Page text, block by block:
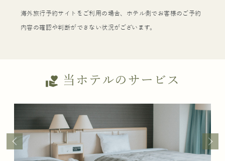
海外旅行予約サイトをご利用の場合、ホテル側でお客様のご予約
内容の確認や判断ができない状況がございます。
volunteer_activism 当ホテルのサービス